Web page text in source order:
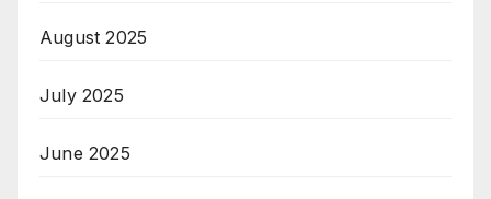
August 2025
July 2025
June 2025